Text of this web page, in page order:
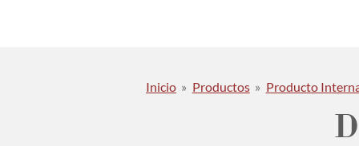
Inicio » Productos » Producto